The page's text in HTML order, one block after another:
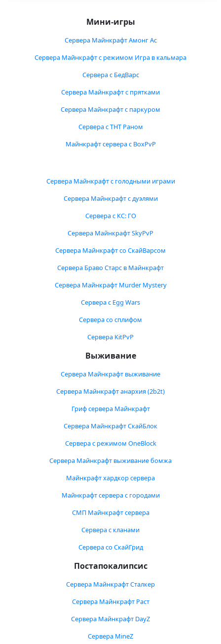
Мини-игры
Сервера Майнкрафт Амонг Ас
Сервера Майнкрафт с режимом Игра в кальмара
Сервера с БедВарс
Сервера Майнкрафт с прятками
Сервера Майнкрафт с паркуром
Сервера с ТНТ Раном
Майнкрафт сервера с BoxPvP
Сервера Майнкрафт с голодными играми
Сервера Майнкрафт с дуэлями
Сервера с КС: ГО
Сервера Майнкрафт SkyPvP
Сервера Майнкрафт со СкайВарсом
Сервера Браво Старс в Майнкрафт
Сервера Майнкрафт Murder Mystery
Сервера с Egg Wars
Сервера со сплифом
Сервера KitPvP
Выживание
Сервера Майнкрафт выживание
Сервера Майнкрафт анархия (2b2t)
Гриф сервера Майнкрафт
Сервера Майнкрафт СкайБлок
Сервера с режимом OneBlock
Сервера Майнкрафт выживание бомжа
Майнкрафт хардкор сервера
Майнкрафт сервера с городами
СМП Майнкрафт сервера
Сервера с кланами
Сервера со СкайГрид
Постапокалипсис
Сервера Майнкрафт Сталкер
Сервера Майнкрафт Раст
Сервера Майнкрафт DayZ
Сервера MineZ